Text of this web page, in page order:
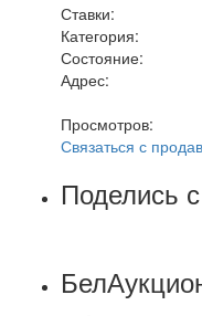
Ставки:
Категория:
Состояние:
Адрес:
Просмотров:
Связаться с
Поделись